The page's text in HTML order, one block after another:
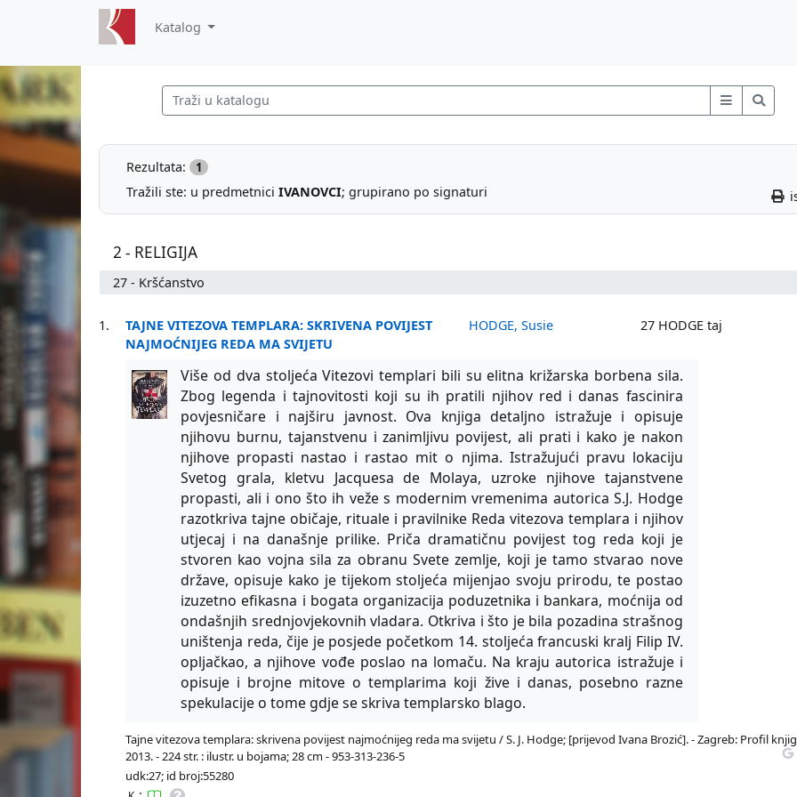
Katalog
Rezultata: 1
Tražili ste: u predmetnici IVANOVCI; grupirano po signaturi
2 - RELIGIJA
27 - Kršćanstvo
1.
TAJNE VITEZOVA TEMPLARA: SKRIVENA POVIJEST
NAJMOĆNIJEG REDA MA SVIJETU
HODGE, Susie 27 HODGE taj
Više od dva stoljeća Vitezovi templari bili su elitna križarska borbena sila.
Zbog legenda i tajnovitosti koji su ih pratili njihov red i danas fascinira
povjesničare i najširu javnost. Ova knjiga detaljno istražuje i opisuje
njihovu burnu, tajanstvenu i zanimljivu povijest, ali prati i kako je nakon
njihove propasti nastao i rastao mit o njima. Istražujući pravu lokaciju
Svetog grala, kletvu Jacquesa de Molaya, uzroke njihove tajanstvene
propasti, ali i ono što ih veže s modernim vremenima autorica S.J. Hodge
razotkriva tajne običaje, rituale i pravilnike Reda vitezova templara i njihov
utjecaj i na današnje prilike. Priča dramatičnu povijest tog reda koji je
stvoren kao vojna sila za obranu Svete zemlje, koji je tamo stvarao nove
države, opisuje kako je tijekom stoljeća mijenjao svoju prirodu, te postao
izuzetno efikasna i bogata organizacija poduzetnika i bankara, moćnija od
ondašnjih srednjovjekovnih vladara. Otkriva i što je bila pozadina strašnog
uništenja reda, čije je posjede početkom 14. stoljeća francuski kralj Filip IV.
opljačkao, a njihove vođe poslao na lomaču. Na kraju autorica istražuje i
opisuje i brojne mitove o templarima koji žive i danas, posebno razne
spekulacije o tome gdje se skriva templarsko blago.
Tajne vitezova templara: skrivena povijest najmoćnijeg reda ma svijetu / S. J. Hodge; [prijevod Ivana Brozić]. - Zagreb: Profil
2013. - 224 str. : ilustr. u bojama; 28 cm - 953-313-236-5
udk:27; id broj:55280